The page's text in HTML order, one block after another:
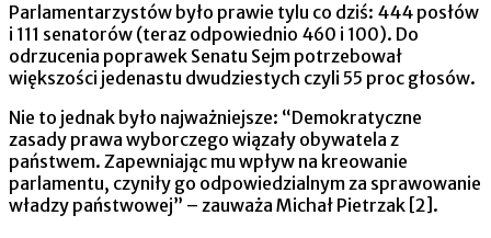
Parlamentarzystów było prawie tylu co dziś: 444 posłów
i 111 senatorów (teraz odpowiednio 460 i 100). Do
odrzucenia poprawek Senatu Sejm potrzebował
większości jedenastu dwudziestych czyli 55 proc głosów.
Nie to jednak było najważniejsze: “Demokratyczne
zasady prawa wyborczego wiązały obywatela z
państwem. Zapewniając mu wpływ na kreowanie
parlamentu, czyniły go odpowiedzialnym za sprawowanie
władzy państwowej” – zauważa Michał Pietrzak [2].